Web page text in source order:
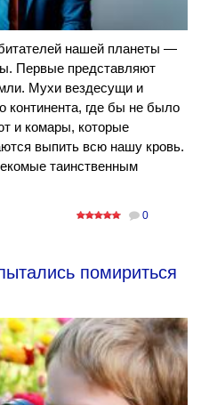
нашей планеты —
Первые представляют
Мухи вездесущи и
континента, где бы не было
и комары, которые
выпить всю нашу кровь.
таинственным
0
помириться